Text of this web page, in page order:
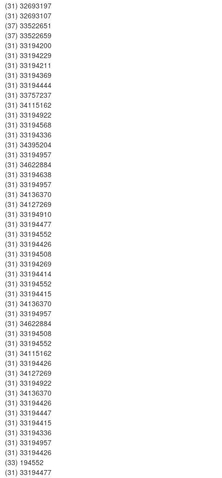
(31) 32693197
(31) 32693107
(37) 33522651
(37) 33522659
(31) 33194200
(31) 33194229
(31) 33194211
(31) 33194369
(31) 33194444
(31) 33757237
(31) 34115162
(31) 33194922
(31) 33194568
(31) 33194336
(31) 34395204
(31) 33194957
(31) 34622884
(31) 33194638
(31) 33194957
(31) 34136370
(31) 34127269
(31) 33194910
(31) 33194477
(31) 33194552
(31) 33194426
(31) 33194508
(31) 33194269
(31) 33194414
(31) 33194552
(31) 33194415
(31) 34136370
(31) 33194957
(31) 34622884
(31) 33194508
(31) 33194552
(31) 34115162
(31) 33194426
(31) 34127269
(31) 33194922
(31) 34136370
(31) 33194426
(31) 33194447
(31) 33194415
(31) 33194336
(31) 33194957
(31) 33194426
(33) 194552
(31) 33194477